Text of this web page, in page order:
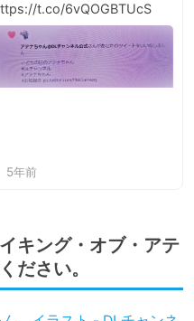
t.co/6vQOGBTUcS
5年前
キング・オブ・アテ
ださい。